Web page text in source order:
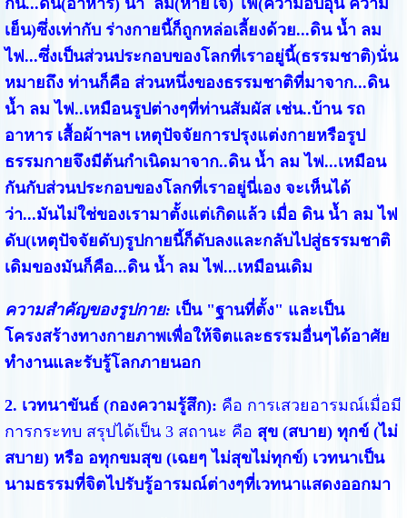
กิน...ดิน(อาหาร) น้ำ ลม(หายใจ) ไฟ(ความอบอุ่น ความ
เย็น)ซึ่งเท่ากับ ร่างกายนี้ก็ถูกหล่อเลี้ยงด้วย...ดิน น้ำ ลม
ไฟ...ซึ่งเป็นส่วนประกอบของโลกที่เราอยู่นี้(ธรรมชาติ)นั่น
หมายถึง ท่านก็คือ ส่วนหนึ่งของธรรมชาติที่มาจาก...ดิน
น้ำ ลม ไฟ..เหมือนรูปต่างๆที่ท่านสัมผัส เช่น..บ้าน รถ
อาหาร เสื้อผ้าฯลฯ เหตุปัจจัยการปรุงแต่งกายหรือรูป
ธรรมกายจึงมีต้นกำเนิดมาจาก..ดิน น้ำ ลม ไฟ...เหมือน
กันกับส่วนประกอบของโลกที่เราอยู่นี่เอง จะเห็นได้
ว่า...มันไม่ใช่ของเรามาตั้งแต่เกิดแล้ว เมื่อ ดิน น้ำ ลม ไฟ
ดับ(เหตุปัจจัยดับ)รูปกายนี้ก็ดับลงและกลับไปสู่ธรรมชาติ
เดิมของมันก็คือ...ดิน น้ำ ลม ไฟ...เหมือนเดิม
ความสำคัญของรูปกาย: เป็น "ฐานที่ตั้ง" และเป็น
โครงสร้างทางกายภาพเพื่อให้จิตและธรรมอื่นๆได้อาศัย
ทำงานและรับรู้โลกภายนอก
2. เวทนาขันธ์ (กองความรู้สึก): คือ การเสวยอารมณ์เมื่อมี
การกระทบ สรุปได้เป็น 3 สถานะ คือ สุข (สบาย) ทุกข์ (ไม่
สบาย) หรือ อทุกขมสุข (เฉยๆ ไม่สุขไม่ทุกข์) เวทนาเป็น
นามธรรมที่จิตไปรับรู้อารมณ์ต่างๆที่เวทนาแสดงออกมา